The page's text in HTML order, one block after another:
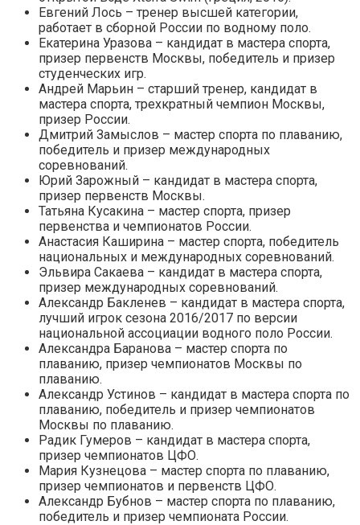
Евгений Лось – тренер высшей категории,
работает в сборной России по водному поло.
Екатерина Уразова – кандидат в мастера спорта,
призер первенств Москвы, победитель и призер
студенческих игр.
Андрей Марьин – старший тренер, кандидат в
мастера спорта, трехкратный чемпион Москвы,
призер России.
Дмитрий Замыслов – мастер спорта по плаванию,
победитель и призер международных
соревнований.
Юрий Зарожный – кандидат в мастера спорта,
призер первенств Москвы.
Татьяна Кусакина – мастер спорта, призер
первенства и чемпионатов России.
Анастасия Каширина – мастер спорта, победитель
национальных и международных соревнований.
Эльвира Сакаева – кандидат в мастера спорта,
призер международных соревнований.
Александр Бакленев – кандидат в мастера спорта,
лучший игрок сезона 2016/2017 по версии
национальной ассоциации водного поло России.
Александра Баранова – мастер спорта по
плаванию, призер чемпионатов Москвы по
плаванию.
Александр Устинов – кандидат в мастера спорта по
плаванию, победитель и призер чемпионатов
Москвы по плаванию.
Радик Гумеров – кандидат в мастера спорта,
призер чемпионатов ЦФО.
Мария Кузнецова – мастер спорта по плаванию,
призер чемпионатов и первенств ЦФО.
Александр Бубнов – мастер спорта по плаванию,
победитель и призер чемпионата России.